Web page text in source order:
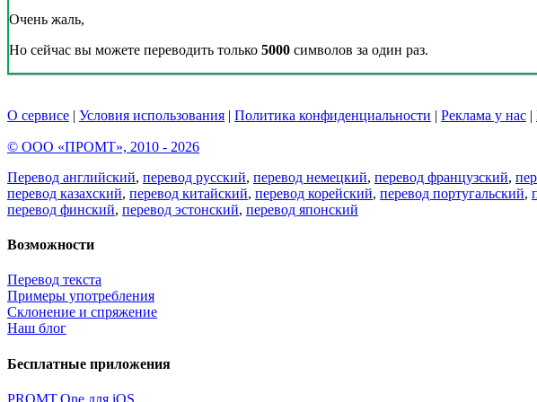
Очень жаль,
Но сейчас вы можете переводить только 5000 символов за один раз.
О сервисе | Условия использования | Политика конфиденциальности | Реклама у нас |
© ООО «ПРОМТ», 2010 - 2026
Перевод английский, перевод русский, перевод немецкий, перевод французский,
перевод казахский, перевод китайский, перевод корейский, перевод португальский,
перевод финский, перевод эстонский, перевод японский
Возможности
Перевод текста
Примеры употребления
Склонение и спряжение
Наш блог
Бесплатные приложения
PROMT.One для iOS